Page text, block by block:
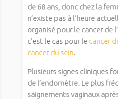
de 68 ans, donc chez la
n’existe pas à l’heure
organisé pour le cancer de
c’est le cas pour le cancer
cancer du sein.
Plusieurs signes cliniques
de l’endomètre. Le plus
saignements vaginaux